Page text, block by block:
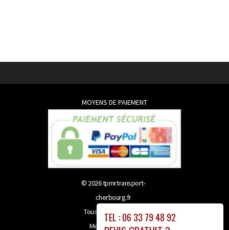
TEL : 06 33 79 48 92
MOYENS DE PAIEMENT
© 2026tpmr.transport-
cherbourg.fr
Tous droits réservés
Mentions légales